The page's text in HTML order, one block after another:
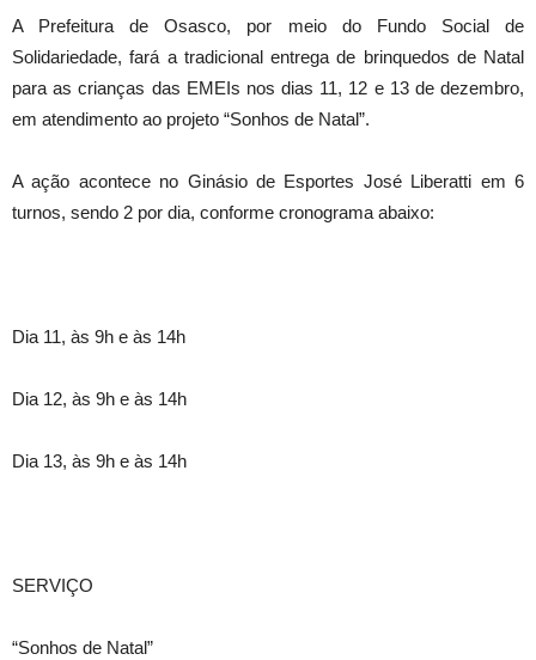
A Prefeitura de Osasco, por meio do Fundo Social de
Solidariedade, fará a tradicional entrega de brinquedos de Natal
para as crianças das EMEIs nos dias 11, 12 e 13 de dezembro,
em atendimento ao projeto “Sonhos de Natal”.
A ação acontece no Ginásio de Esportes José Liberatti em 6
turnos, sendo 2 por dia, conforme cronograma abaixo:
Dia 11, às 9h e às 14h
Dia 12, às 9h e às 14h
Dia 13, às 9h e às 14h
SERVIÇO
“Sonhos de Natal”